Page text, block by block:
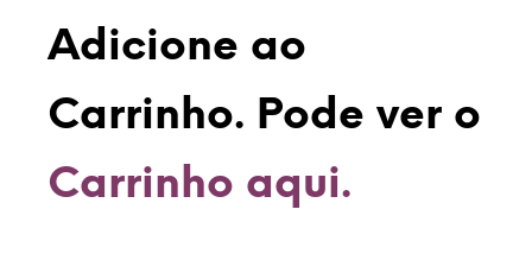
Adicione ao
Carrinho. Pode ver o
Carrinho aqui.